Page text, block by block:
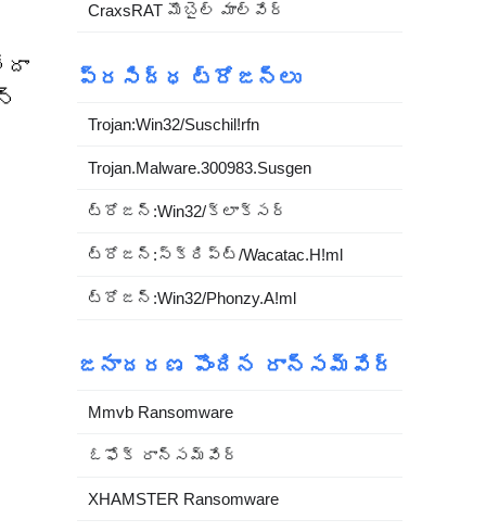
CraxsRAT మొబైల్ మాల్వేర్
ప్రసిద్ధ ట్రోజన్లు
Trojan:Win32/Suschil!rfn
Trojan.Malware.300983.Susgen
ట్రోజన్:Win32/క్లాక్సర్
ట్రోజన్:స్క్రిప్ట్/Wacatac.H!ml
ట్రోజన్:Win32/Phonzy.A!ml
జనాదరణ పొందిన రాన్సమ్‌వేర్
Mmvb Ransomware
ఓఫోక్ రాన్సమ్‌వేర్
XHAMSTER Ransomware